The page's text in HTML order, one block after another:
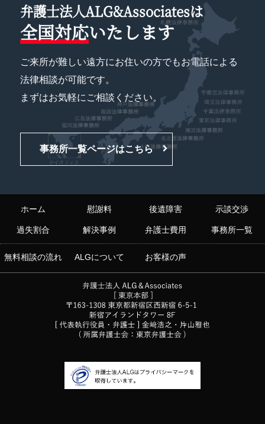
弁護士法人ALG&Associatesは
全国対応いたします
ご来所が難しい遠方にお住いの方でもお電話による
法律相談が可能です。
まずはお気軽にご相談ください。
事務所一覧ページはこちら
ホーム 慰謝料 後遺障害 示談交渉
過失割合 解決事例 弁護士費用 事務所一覧
無料相談の流れ ALGについて お客様の声